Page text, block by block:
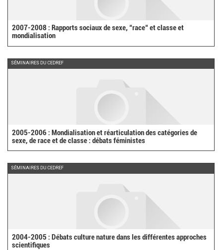
2007-2008 : Rapports sociaux de sexe, “race“ et classe et
mondialisation
SÉMINAIRES DU CEDREF
2005-2006 : Mondialisation et réarticulation des catégories de
sexe, de race et de classe : débats féministes
SÉMINAIRES DU CEDREF
2004-2005 : Débats culture nature dans les différentes approches
scientifiques